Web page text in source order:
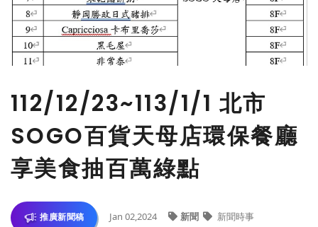
112/12/23~113/1/1 北市
SOGO百貨天母店環保餐廳
享美食抽百萬綠點
推廣新聞稿 Jan 02,2024 新聞 新聞時事